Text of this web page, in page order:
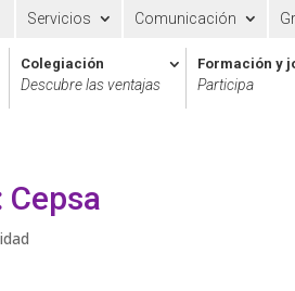
Servicios Comunicación
Colegiación
Descubre las ventajas
Formación y
Participa
Cepsa